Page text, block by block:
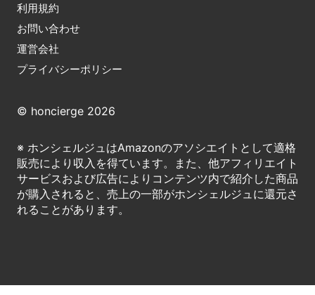
利用規約
お問い合わせ
運営会社
プライバシーポリシー
© honcierge 2026
※ ホンシェルジュはAmazonのアソシエイトとして適格
販売により収入を得ています。また、他アフィリエイト
サービスおよび広告によりコンテンツ内で紹介した商品
が購入されると、売上の一部がホンシェルジュに還元さ
れることがあります。